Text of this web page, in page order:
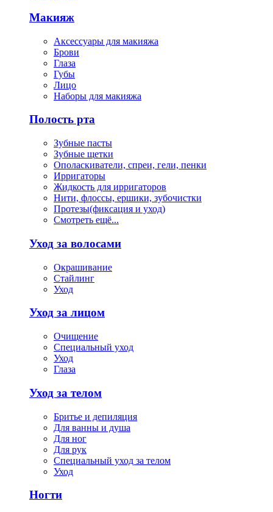
Макияж
Аксессуары для макияжа
Брови
Глаза
Губы
Лицо
Наборы для макияжа
Полость рта
Зубные пасты
Зубные щетки
Ополаскиватели, спреи, гели, пенки
Ирригаторы
Жидкость для ирригаторов
Нити, флоссы, ершики, зубочистки
Протезы(фиксация и уход)
Смотреть ещё...
Уход за волосами
Окрашивание
Стайлинг
Уход
Уход за лицом
Очищение
Специальный уход
Уход
Глаза
Уход за телом
Бритье и депиляция
Для ванны и душа
Для ног
Для рук
Специальный уход за телом
Уход
Ногти